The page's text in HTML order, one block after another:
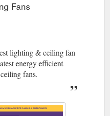
Fans
lighting & ceiling fan
energy efficient
fans.